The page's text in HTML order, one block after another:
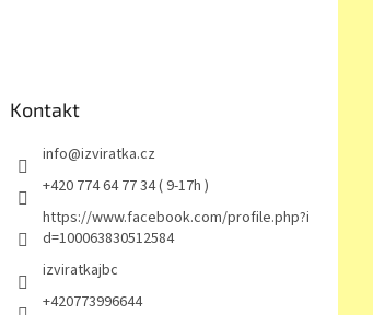
Kontakt
info@izviratka.cz
+420 774 64 77 34 ( 9-17h )
https://www.facebook.com/profile.php?i
d=100063830512584
izviratkajbc
+420773996644